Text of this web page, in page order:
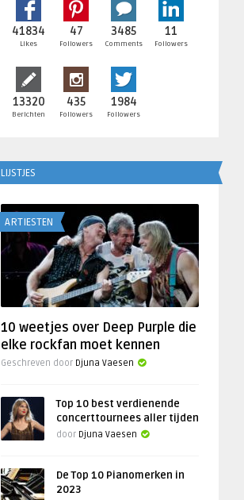
41834
Likes
47
Followers
3485
Comments
11
Followers
13320
Berichten
435
Followers
1984
Followers
LIJSTJES
ARTIESTEN
10 weetjes over Deep Purple die
elke rockfan moet kennen
Geschreven door Djuna Vaesen
Top 10 best verdienende
concerttournees aller tijden
door Djuna Vaesen
De Top 10 Pianomerken in
2023